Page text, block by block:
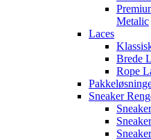
Metalic
Laces
Brede
Rope
Sneaker